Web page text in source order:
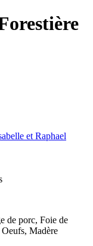
et Raphael
de porc, Foie de
Madère